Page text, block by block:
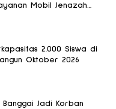
Mobil Jenazah
2.000 Siswa di
Oktober 2026
Jadi Korban